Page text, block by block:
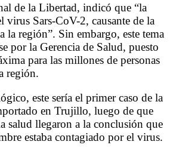
de la Libertad, indicó que “la
virus Sars-CoV-2, causante de la
región”. Sin embargo, este tema
por la Gerencia de Salud, puesto
para las millones de personas
región.
este sería el primer caso de la
en Trujillo, luego de que
salud llegaron a la conclusión que
estaba contagiado por el virus.